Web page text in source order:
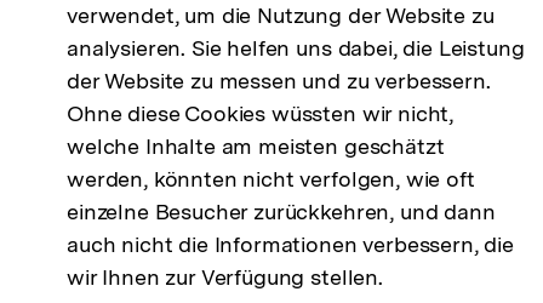
verwendet, um die Nutzung der Website zu
analysieren. Sie helfen uns dabei, die Leistung
der Website zu messen und zu verbessern.
Ohne diese Cookies wüssten wir nicht,
welche Inhalte am meisten geschätzt
werden, könnten nicht verfolgen, wie oft
einzelne Besucher zurückkehren, und dann
auch nicht die Informationen verbessern, die
wir Ihnen zur Verfügung stellen.
Filmora - KI Video Editor
Auto-erstellen Sie filmreife Geschichten aus Ihren